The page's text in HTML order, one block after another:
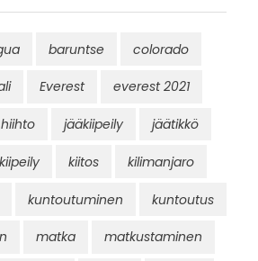
baruntse colorado
Everest everest 2021
hiihto jääkiipeily jäätikkö
kiipeily kiitos kilimanjaro
kuntoutuminen kuntoutus
matka matkustaminen